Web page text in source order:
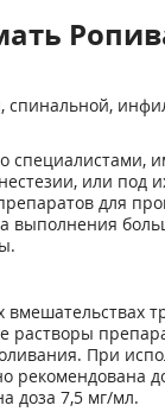
спинальной,
или под
для
выполнения
растворы
При
рекомендована
доза 7,5 мг/мл.